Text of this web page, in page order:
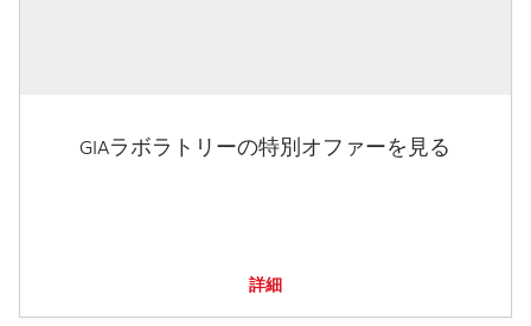
GIAラボラトリーの特別オファーを見る
詳細